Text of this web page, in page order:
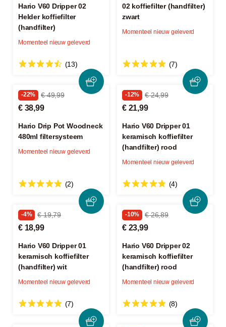
Hario V60 Dripper 02
Helder koffiefilter
(handfilter)
(13)
Momenteel nieuw geleverd
02 koffiefilter (handfilter)
zwart
(7)
Momenteel nieuw geleverd
-22% € 49,99
€ 38,99
Hario Drip Pot Woodneck
480ml filtersysteem
(2)
Momenteel nieuw geleverd
-12% € 24,99
€ 21,99
Hario V60 Dripper 01
keramisch koffiefilter
(handfilter) rood
(4)
Momenteel nieuw geleverd
-4% € 19,79
€ 18,99
Hario V60 Dripper 01
keramisch koffiefilter
(handfilter) wit
(7)
Momenteel nieuw geleverd
-10% € 26,89
€ 23,99
Hario V60 Dripper 02
keramisch koffiefilter
(handfilter) rood
(8)
Momenteel nieuw geleverd